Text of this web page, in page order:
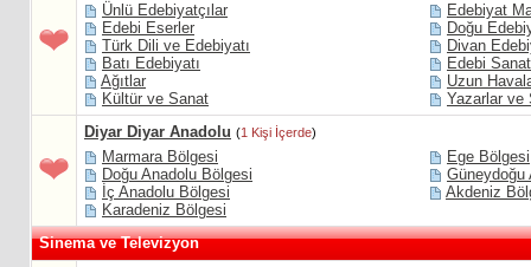
Ünlü Edebiyatçılar
Edebiyat
Edebi Eserler
Doğu
Türk Dili ve Edebiyatı
Divan
Batı Edebiyatı
Edebi
Ağıtlar
Uzun
Kültür ve Sanat
Yazarlar ve
Diyar Diyar Anadolu (1 Kişi İçerde)
Marmara Bölgesi
Ege Bölgesi
Doğu Anadolu Bölgesi
Güneydoğu
İç Anadolu Bölgesi
Akdeniz
Karadeniz Bölgesi
Sinema ve Televizyon